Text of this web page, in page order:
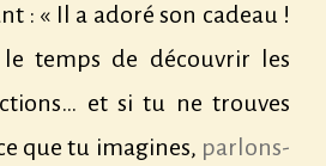
: « Il a adoré son cadeau !
temps de découvrir les
et si tu ne trouves
que tu imagines, parlons-